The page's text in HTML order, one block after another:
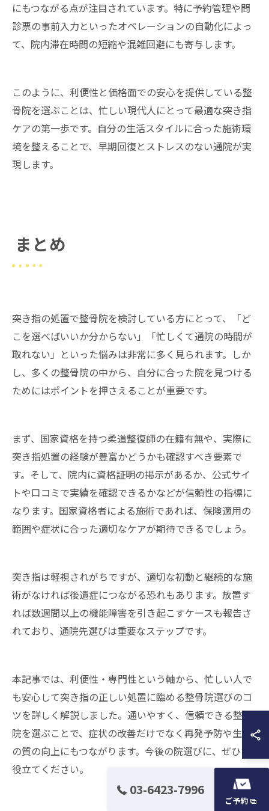
にもつながる点が注目されています。特に予約管理や問
診票の事前入力といったオペレーションの自動化によっ
て、院内滞在時間の短縮や混雑回避にも寄与します。
このように、利便性と価格面での安心を提供している整
骨院を選ぶことは、忙しい現代人にとって最適な突き指
ケアの第一歩です。自分の生活スタイルに合った施術環
境を整えることで、早期回復とストレスのない通院が実
現します。
まとめ
突き指の処置で整骨院を検討している方にとって、「ど
こを選べばいいか分からない」「忙しくて通院の時間が
取れない」といった悩みは非常に多く見られます。しか
し、多くの整骨院の中から、自分に合った院を見つける
ためにはポイントを押さえることが重要です。
まず、国家資格を持つ柔道整復師の在籍有無や、実際に
突き指処置の経験が豊富かどうかも確認すべき要素で
す。そして、院内に資格証明の掲示があるか、公式サイ
トや口コミで実績を確認できるかなどが信頼性の指標に
なります。国家資格者による施術であれば、保険適用の
範囲や症状に合った適切なケアが期待できるでしょう。
突き指は軽視されがちですが、適切な初動と継続的な施
術がなければ後遺症につながる恐れもあります。放置す
れば数週間以上の機能障害を引き起こすケースも報告さ
れており、通院先選びは重要なステップです。
本記事では、利便性・専門性という軸から、忙しい人で
も安心して突き指の正しい処置に臨める整骨院選びのコ
ツを詳しく解説しました。通いやすく、信頼できる整骨
院を選ぶことで、症状の改善だけでなく再発予防や生活
の質の向上にもつながります。今後の院選びに、ぜひお
役立てください。
03-6423-7996
ご予約